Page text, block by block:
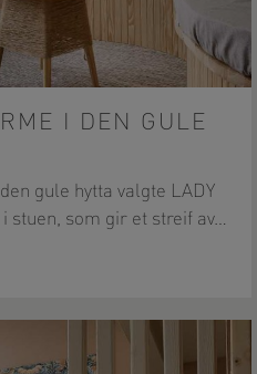
I DEN GULE
gule hytta valgte LADY
stuen, som gir et streif av…